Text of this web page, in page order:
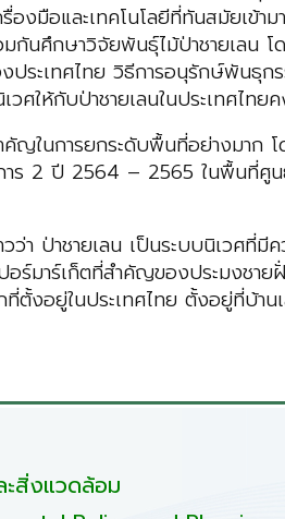
งมือและเทคโนโลยีที่ทันสมัยเข้
มกันศึกษาวิจัยพันธุ์ไม้ป่าชายเล
ระเทศไทย วิธีการอนุรักษ์พันธุ
ศให้กับป่าชายเลนในประเทศไ
นการยกระดับพื้นที่อย่างมาก โ
การ 2 ปี 2564 – 2565 ในพื้น
วว่า ป่าชายเลน เป็นระบบนิเว
อร์มาร์เก็ตที่สำคัญของประมงช
ตั้งอยู่ในประเทศไทย ตั้งอยู่ที่บ้า
ะสิ่งแวดล้อม